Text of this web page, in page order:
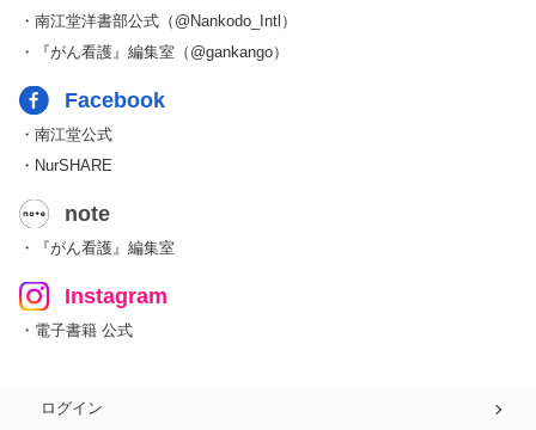
・南江堂洋書部公式（@Nankodo_Intl）
・『がん看護』編集室（@gankango）
Facebook
・南江堂公式
・NurSHARE
note
・『がん看護』編集室
Instagram
・電子書籍 公式
ログイン